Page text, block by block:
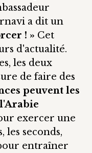
a dit un
! » Cet
d'actualité.
les deux
de faire des
peuvent les
exercer une
les seconds,
entraîner